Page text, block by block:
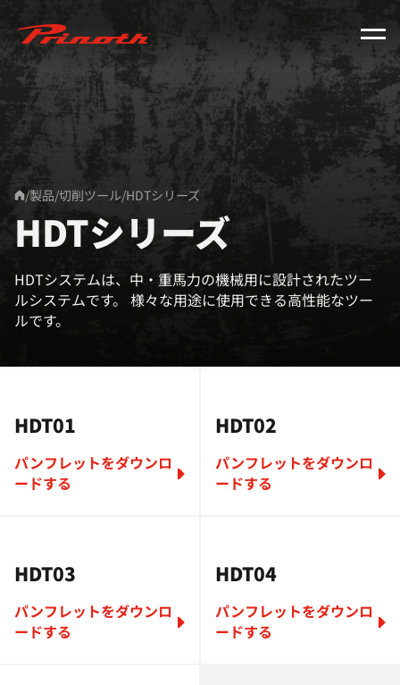
Prinoth - Corporate Website
Home
/製品/切削ツール/HDTシリーズ
HDTシリーズ
HDTシステムは、中・重馬力の機械用に設計されたツー
ルシステムです。 様々な用途に使用できる高性能なツー
ルです。
HDT01
パンフレットをダウンロ
ードする
HDT02
パンフレットをダウンロ
ードする
HDT03
パンフレットをダウンロ
ードする
HDT04
パンフレットをダウンロ
ードする